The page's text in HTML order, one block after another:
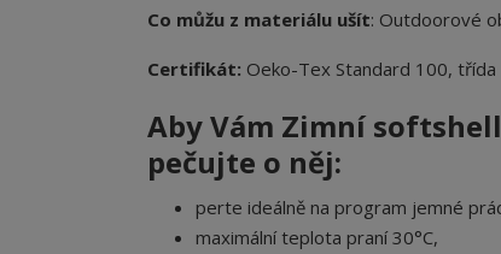
Co můžu z materiálu ušít: Outdoorové
Certifikát: Oeko-Tex Standard 100, třída
Aby Vám Zimní
pečujte o něj:
perte ideálně na program jemné
maximální teplota praní 30°C,